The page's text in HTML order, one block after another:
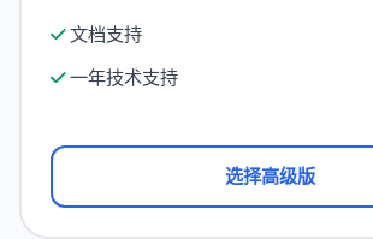
文档支持
一年技术支持
选择高级版